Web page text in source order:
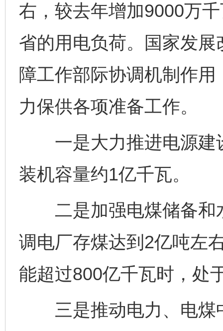
右，较去年增加9000万
省的用电负荷。国家发
障工作部际协调机制作
力保供各项准备工作。
一是大力推进电源建
装机容量约1亿千瓦。
二是加强电煤储备和
调电厂存煤达到2亿吨左
能超过800亿千瓦时，处
三是推动电力、电煤